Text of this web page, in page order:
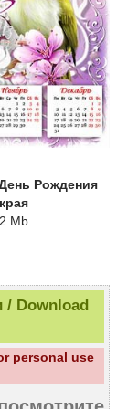
Рождения
Mb
Download
personal use